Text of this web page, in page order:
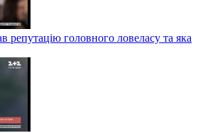
головного ловеласу та яка